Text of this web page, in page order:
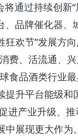
通过持续创新
、品牌催化器、
狂欢节”发展方
费、活流通、
食品酒类行业
提升平台能级和
进产业升级、推
中展现更大作为